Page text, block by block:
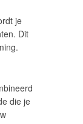
je
Dit
die je